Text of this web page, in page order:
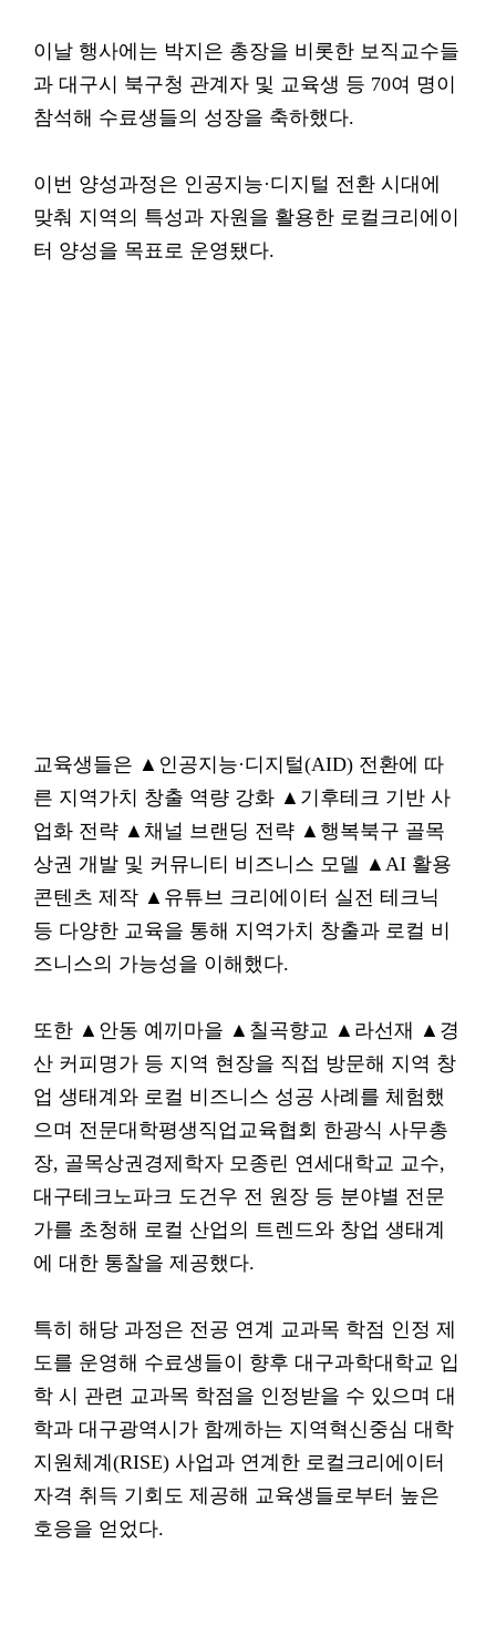
이날 행사에는 박지은 총장을 비롯한 보직교수들
과 대구시 북구청 관계자 및 교육생 등 70여 명이
참석해 수료생들의 성장을 축하했다.
이번 양성과정은 인공지능·디지털 전환 시대에
맞춰 지역의 특성과 자원을 활용한 로컬크리에이
터 양성을 목표로 운영됐다.
교육생들은 ▲인공지능·디지털(AID) 전환에 따
른 지역가치 창출 역량 강화 ▲기후테크 기반 사
업화 전략 ▲채널 브랜딩 전략 ▲행복북구 골목
상권 개발 및 커뮤니티 비즈니스 모델 ▲AI 활용
콘텐츠 제작 ▲유튜브 크리에이터 실전 테크닉
등 다양한 교육을 통해 지역가치 창출과 로컬 비
즈니스의 가능성을 이해했다.
또한 ▲안동 예끼마을 ▲칠곡향교 ▲라선재 ▲경
산 커피명가 등 지역 현장을 직접 방문해 지역 창
업 생태계와 로컬 비즈니스 성공 사례를 체험했
으며 전문대학평생직업교육협회 한광식 사무총
장, 골목상권경제학자 모종린 연세대학교 교수,
대구테크노파크 도건우 전 원장 등 분야별 전문
가를 초청해 로컬 산업의 트렌드와 창업 생태계
에 대한 통찰을 제공했다.
특히 해당 과정은 전공 연계 교과목 학점 인정 제
도를 운영해 수료생들이 향후 대구과학대학교 입
학 시 관련 교과목 학점을 인정받을 수 있으며 대
학과 대구광역시가 함께하는 지역혁신중심 대학
지원체계(RISE) 사업과 연계한 로컬크리에이터
자격 취득 기회도 제공해 교육생들로부터 높은
호응을 얻었다.